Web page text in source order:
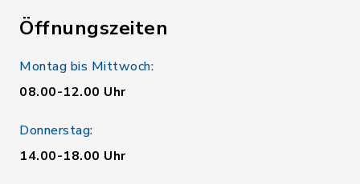
Öffnungszeiten
Montag bis Mittwoch:
08.00-12.00 Uhr
Donnerstag:
14.00-18.00 Uhr